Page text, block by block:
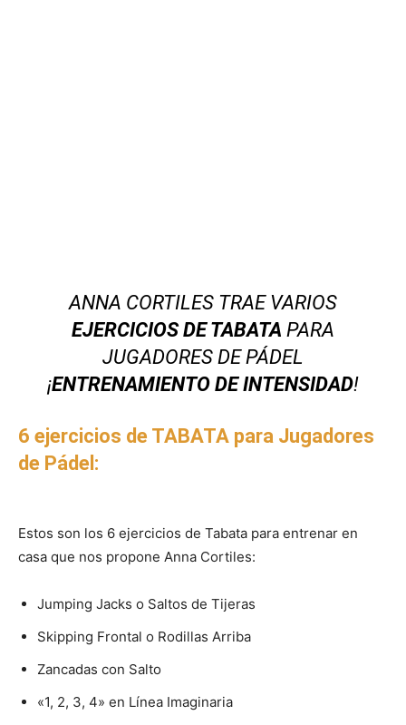
ANNA CORTILES TRAE VARIOS
EJERCICIOS DE TABATA PARA
JUGADORES DE PÁDEL
¡ENTRENAMIENTO DE INTENSIDAD!
6 ejercicios de TABATA para Jugadores
de Pádel:
Estos son los 6 ejercicios de Tabata para entrenar en
casa que nos propone Anna Cortiles:
Jumping Jacks o Saltos de Tijeras
Skipping Frontal o Rodillas Arriba
Zancadas con Salto
«1, 2, 3, 4» en Línea Imaginaria